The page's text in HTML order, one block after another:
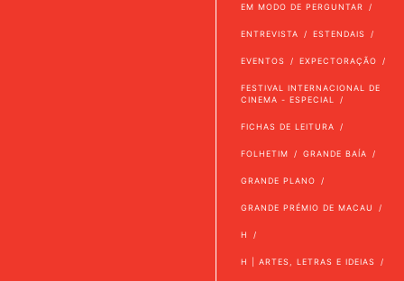
EM MODO DE PERGUNTAR
ENTREVISTA ESTENDAIS
EVENTOS EXPECTORAÇÃO
FESTIVAL INTERNACIONAL DE
CINEMA - ESPECIAL
FICHAS DE LEITURA
FOLHETIM GRANDE BAÍA
GRANDE PLANO
GRANDE PRÉMIO DE MACAU
H
H | ARTES, LETRAS E IDEIAS